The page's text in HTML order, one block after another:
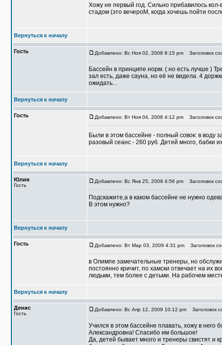
Хожу не первый год. Сильно прибавилось
стадом (это вечероМ, когда хочешь пойти
Вернуться к началу
Гость Добавлено: Вс Ноя 02, 2008 8:15 pm Заголовок
Бассейн в принципе норм. ( но есть лучше )
зал есть, даже сауна, но её не видела. 4
ожидать...
Вернуться к началу
Гость Добавлено: Вт Ноя 04, 2008 4:12 pm Заголовок
Были в этом бассейне - полный совок: в воду
разовый сеанс - 260 руб. Детей много, бабки
Вернуться к началу
Юлия
Гость
Добавлено: Вс Янв 25, 2009 4:56 pm Заголовок
Подскажите,а в каком бассейне не нужно
В этом нужно?
Вернуться к началу
Гость Добавлено: Вт Мар 03, 2009 4:31 pm Заголовок
в Олимпе замечательные тренеры, но
постоянно кричит, по хамски отвечает на их
людьми, тем более с детьми. На рабочем
Вернуться к началу
Денис
Гость
Добавлено: Вс Апр 12, 2009 10:12 pm Заголовок
Учился в этом бассейне плавать, хожу в
Александровна! Спасибо им большое!
Да, детей бывает много и тренеры свистят и